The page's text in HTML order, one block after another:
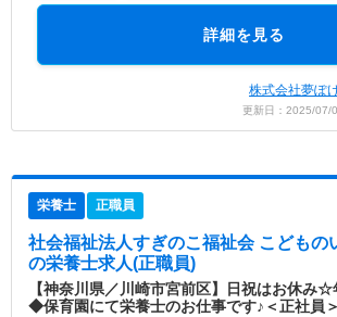
詳細を見る
株式会社夢ぽ
更新日：2025/
栄養士 正職員
社会福祉法人すぎのこ福祉会 こどもの
の栄養士求人(正職員)
【神奈川県／川崎市宮前区】日祝はお休み☆
◆保育園にて栄養士のお仕事です♪＜正社員＞